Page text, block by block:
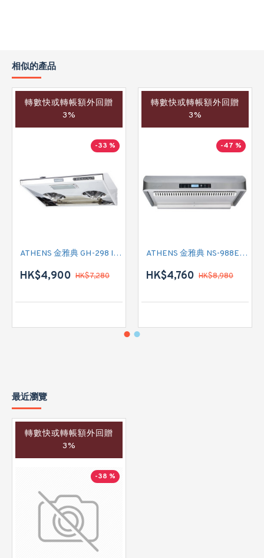
相似的產品
轉數快或轉帳額外回贈
3%
-33 %
ATHENS 金雅典 GH-298 IEC 標準抽油煙機
HK$4,900 HK$7,280
轉數快或轉帳額外回贈
3%
-47 %
ATHENS 金雅典 NS-988EH 標準抽油煙機
HK$4,760 HK$8,980
最近瀏覽
轉數快或轉帳額外回贈
3%
-38 %